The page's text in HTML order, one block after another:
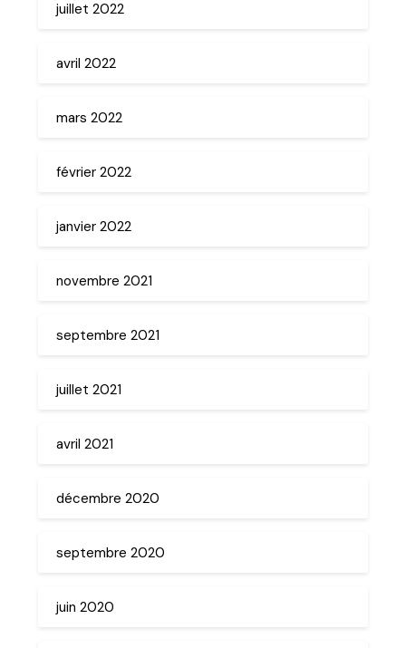
juillet 2022
avril 2022
mars 2022
février 2022
janvier 2022
novembre 2021
septembre 2021
juillet 2021
avril 2021
décembre 2020
septembre 2020
juin 2020